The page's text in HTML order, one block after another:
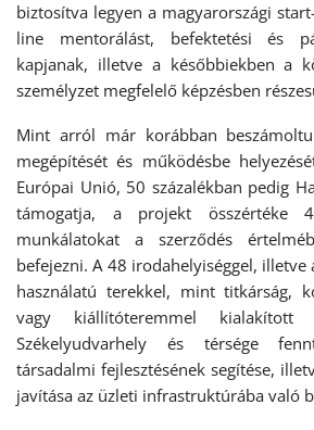
biztosítva legyen a magyarországi
line mentorálást, befektetési és
kapjanak, illetve a későbbiekben a
személyzet megfelelő képzésben
Mint arról már korábban
megépítését és működésbe
Európai Unió, 50 százalékban pedig
támogatja, a projekt
munkálatokat a szerződés
befejezni. A 48 irodahelyiséggel, illetve
használatú terekkel, mint titkárság,
vagy kiállítóteremmel kialakított
Székelyudvarhely és térsége
társadalmi fejlesztésének segítése,
javítása az üzleti infrastruktúrába való